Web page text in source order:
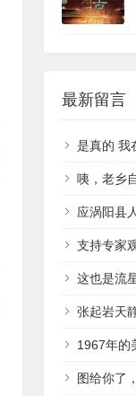
最新留言
是真的 我
咦，老乡
应涡阳县人民政府邀请，《百家讲坛》著名学者、上海电视大学教授鲍鹏山于2011年8月11日莅临老子故里涡阳讲述老子及老子思想。这是继2010年4月国家原文化部部长、著名作家王蒙先生来涡阳讲老子之后的又一次名人讲学重要活动。鲍鹏山教授是安徽省六安人，主要从事中国古代文学、古代文化的教学与研究。现任上海电视大学文化研究所所长、教授、硕士导师，中国作
支持专家
这也是流
张起岩天
1967年的美国
图给你了